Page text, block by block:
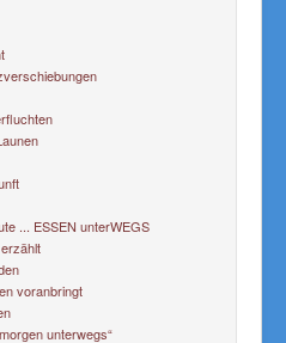
... ESSEN unterWEGS
voranbringt
unterwegs“